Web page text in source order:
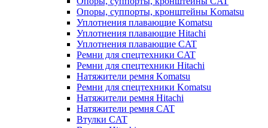
Опоры, суппорты, кронштейны Komatsu
Уплотнения плавающие Komatsu
Уплотнения плавающие Hitachi
Уплотнения плавающие CAT
Ремни для спецтехники CAT
Ремни для спецтехники Hitachi
Натяжители ремня Komatsu
Ремни для спецтехники Komatsu
Натяжители ремня Hitachi
Натяжители ремня CAT
Втулки CAT